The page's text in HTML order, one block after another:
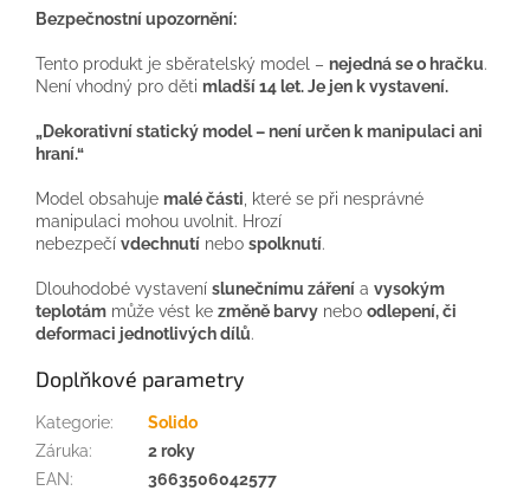
Bezpečnostní upozornění:
Tento produkt je sběratelský model – nejedná se o hračku.
Není vhodný pro děti mladší 14 let.Je jen k vystavení.
„Dekorativní statický model – není určen k manipulaci ani
hraní.“
Model obsahuje malé části, které se při nesprávné
manipulaci mohou uvolnit. Hrozí
nebezpečí vdechnutí nebo spolknutí.
Dlouhodobé vystavení slunečnímu záření a vysokým
teplotám může vést ke změně barvy nebo odlepení, či
deformaci jednotlivých dílů.
Doplňkové parametry
Kategorie:
Solido
Záruka:
2 roky
EAN:
3663506042577